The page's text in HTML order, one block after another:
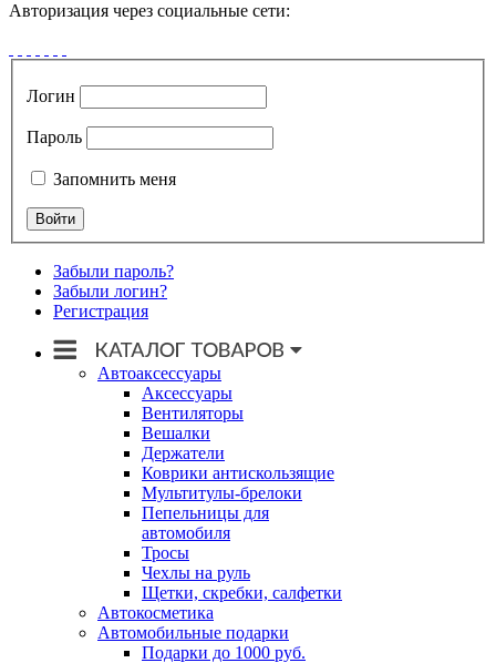
Авторизация через социальные сети:
Логин
Пароль
Запомнить меня
Забыли пароль?
Забыли логин?
Регистрация
Автоаксессуары
Аксессуары
Вентиляторы
Вешалки
Держатели
Коврики антискользящие
Мультитулы-брелоки
Пепельницы для
автомобиля
Тросы
Чехлы на руль
Щетки, скребки, салфетки
Автокосметика
Автомобильные подарки
Подарки до 1000 руб.